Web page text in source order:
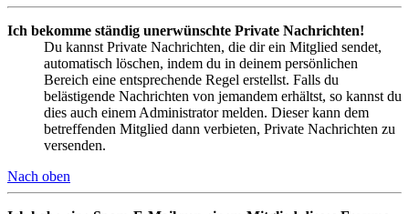
Ich bekomme ständig unerwünschte Private Nachrichten!
Du kannst Private Nachrichten, die dir ein Mitglied sendet,
automatisch löschen, indem du in deinem persönlichen
Bereich eine entsprechende Regel erstellst. Falls du
belästigende Nachrichten von jemandem erhältst, so kannst du
dies auch einem Administrator melden. Dieser kann dem
betreffenden Mitglied dann verbieten, Private Nachrichten zu
versenden.
Nach oben